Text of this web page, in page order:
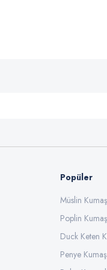
Popüler
Müslin
Poplin
Duck Keten
Penye